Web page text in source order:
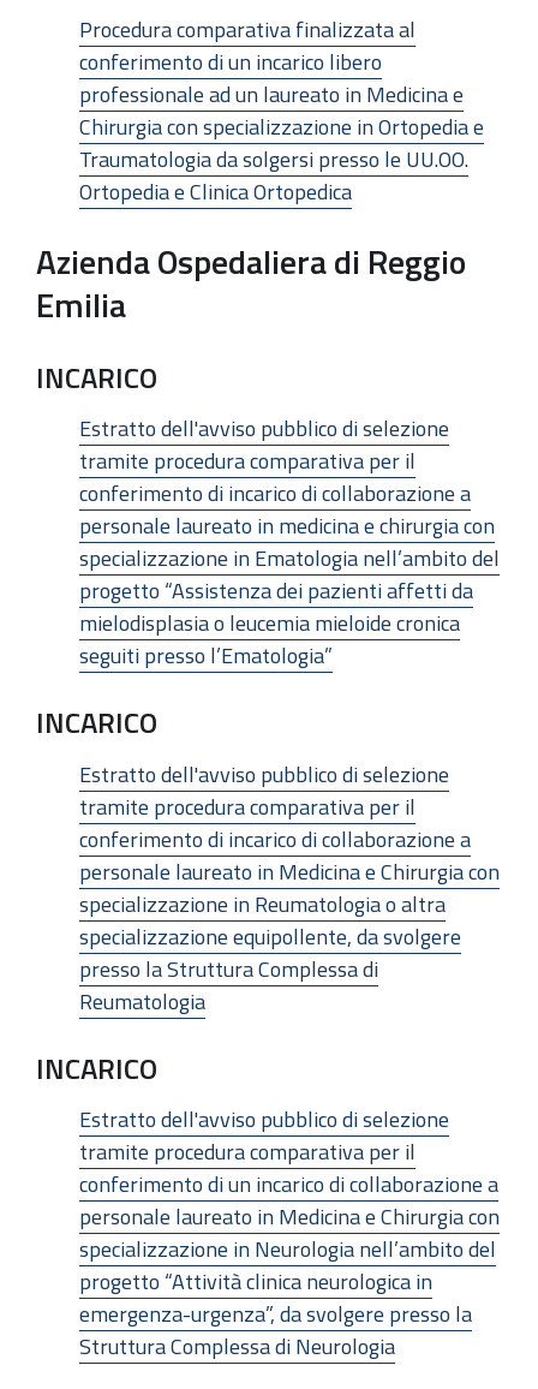
Procedura comparativa finalizzata al
conferimento di un incarico libero
professionale ad un laureato in Medicina e
Chirurgia con specializzazione in Ortopedia e
Traumatologia da solgersi presso le UU.OO.
Ortopedia e Clinica Ortopedica
Azienda Ospedaliera di Reggio
Emilia
INCARICO
Estratto dell'avviso pubblico di selezione
tramite procedura comparativa per il
conferimento di incarico di collaborazione a
personale laureato in medicina e chirurgia con
specializzazione in Ematologia nell’ambito del
progetto “Assistenza dei pazienti affetti da
mielodisplasia o leucemia mieloide cronica
seguiti presso l’Ematologia”
INCARICO
Estratto dell'avviso pubblico di selezione
tramite procedura comparativa per il
conferimento di incarico di collaborazione a
personale laureato in Medicina e Chirurgia con
specializzazione in Reumatologia o altra
specializzazione equipollente, da svolgere
presso la Struttura Complessa di
Reumatologia
INCARICO
Estratto dell'avviso pubblico di selezione
tramite procedura comparativa per il
conferimento di un incarico di collaborazione a
personale laureato in Medicina e Chirurgia con
specializzazione in Neurologia nell’ambito del
progetto “Attività clinica neurologica in
emergenza-urgenza”, da svolgere presso la
Struttura Complessa di Neurologia